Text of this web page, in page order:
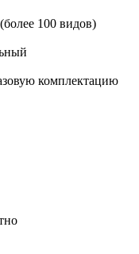
100 видов)
комплектацию